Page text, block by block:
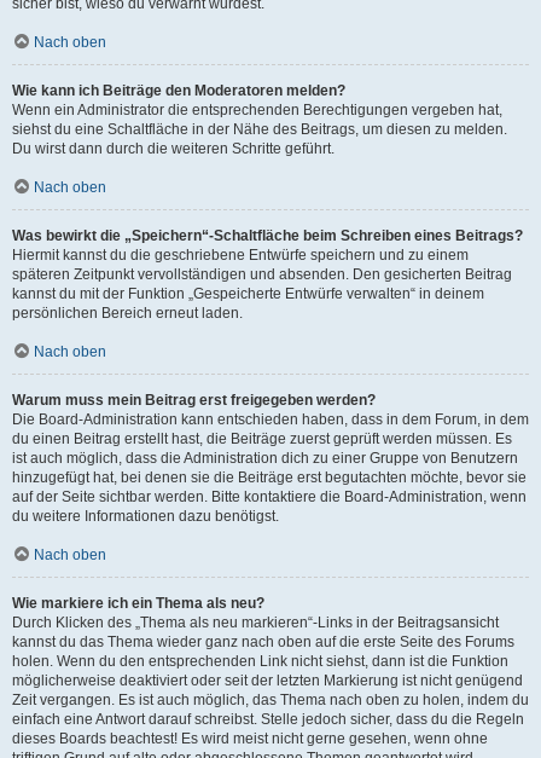
sicher bist, wieso du verwarnt wurdest.
Nach oben
Wie kann ich Beiträge den Moderatoren melden?
Wenn ein Administrator die entsprechenden Berechtigungen vergeben hat,
siehst du eine Schaltfläche in der Nähe des Beitrags, um diesen zu melden.
Du wirst dann durch die weiteren Schritte geführt.
Nach oben
Was bewirkt die „Speichern“-Schaltfläche beim Schreiben eines Beitrags?
Hiermit kannst du die geschriebene Entwürfe speichern und zu einem
späteren Zeitpunkt vervollständigen und absenden. Den gesicherten Beitrag
kannst du mit der Funktion „Gespeicherte Entwürfe verwalten“ in deinem
persönlichen Bereich erneut laden.
Nach oben
Warum muss mein Beitrag erst freigegeben werden?
Die Board-Administration kann entschieden haben, dass in dem Forum, in dem
du einen Beitrag erstellt hast, die Beiträge zuerst geprüft werden müssen. Es
ist auch möglich, dass die Administration dich zu einer Gruppe von Benutzern
hinzugefügt hat, bei denen sie die Beiträge erst begutachten möchte, bevor sie
auf der Seite sichtbar werden. Bitte kontaktiere die Board-Administration, wenn
du weitere Informationen dazu benötigst.
Nach oben
Wie markiere ich ein Thema als neu?
Durch Klicken des „Thema als neu markieren“-Links in der Beitragsansicht
kannst du das Thema wieder ganz nach oben auf die erste Seite des Forums
holen. Wenn du den entsprechenden Link nicht siehst, dann ist die Funktion
möglicherweise deaktiviert oder seit der letzten Markierung ist nicht genügend
Zeit vergangen. Es ist auch möglich, das Thema nach oben zu holen, indem du
einfach eine Antwort darauf schreibst. Stelle jedoch sicher, dass du die Regeln
dieses Boards beachtest! Es wird meist nicht gerne gesehen, wenn ohne